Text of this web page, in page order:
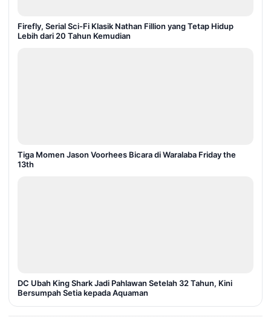
Firefly, Serial Sci-Fi Klasik Nathan Fillion yang Tetap Hidup
Lebih dari 20 Tahun Kemudian
Tiga Momen Jason Voorhees Bicara di Waralaba Friday the
13th
DC Ubah King Shark Jadi Pahlawan Setelah 32 Tahun, Kini
Bersumpah Setia kepada Aquaman